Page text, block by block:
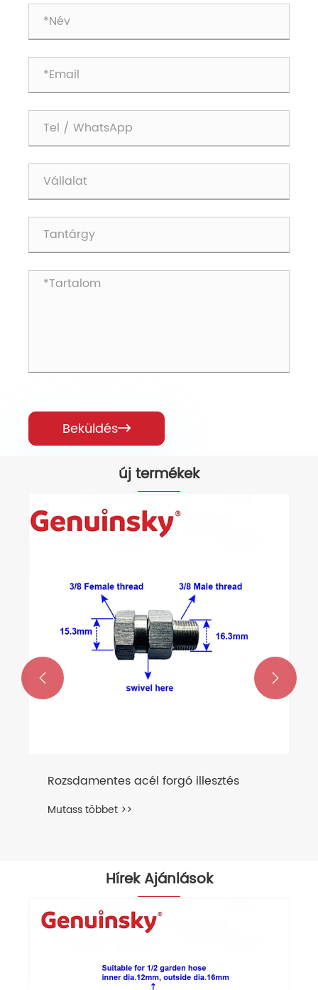
Beküldés
új termékek
200 mm -es padrács 350W
 
Hírek Ajánlások
Miért kiváló segítőtárs a 2L reteszelő
feladatokhoz?
Mutass többet >>